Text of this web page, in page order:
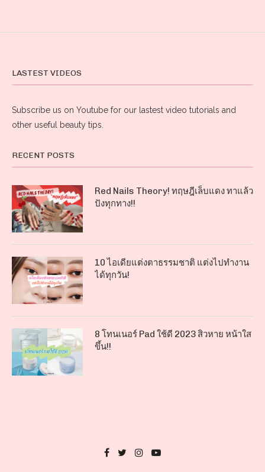
LASTEST VIDEOS
Subscribe us on Youtube for our lastest video tutorials and
other useful beauty tips.
RECENT POSTS
Red Nails Theory! ทฤษฎีเล็บแดง ทาแล้ว
ปังทุกทาง!!
10 ไอเดียแต่งตาธรรมชาติ แต่งไปทำงาน
ได้ทุกวัน!
8 โทนเนอร์ Pad ใช้ดี 2023 สิวหาย หน้าใส
ขึ้น!!